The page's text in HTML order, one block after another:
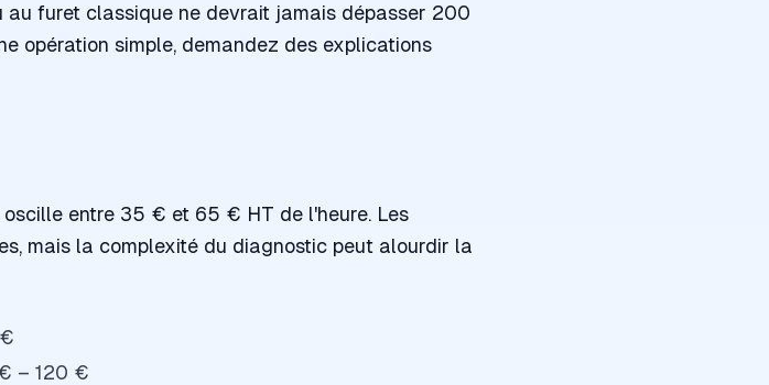
au furet classique ne devrait jamais dépasser 200
opération simple, demandez des explications
entre 35 € et 65 € HT de l'heure. Les
mais la complexité du diagnostic peut alourdir la
– 120 €